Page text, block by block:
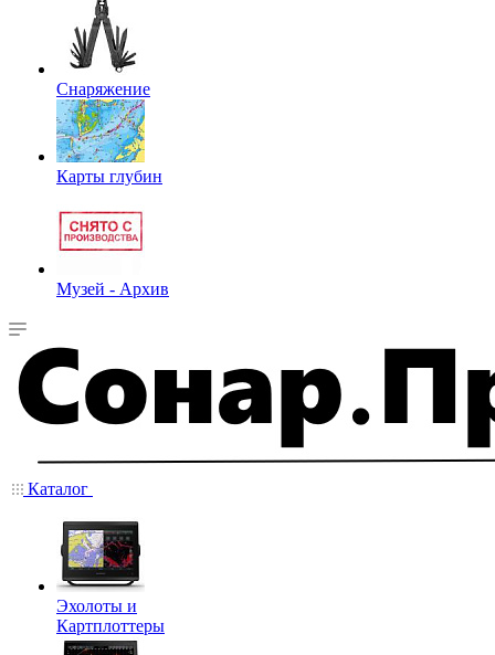
Снаряжение
Карты глубин
Музей - Архив
Каталог
Эхолоты и
Картплоттеры